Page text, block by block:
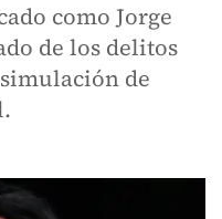
como Jorge
de los delitos
de